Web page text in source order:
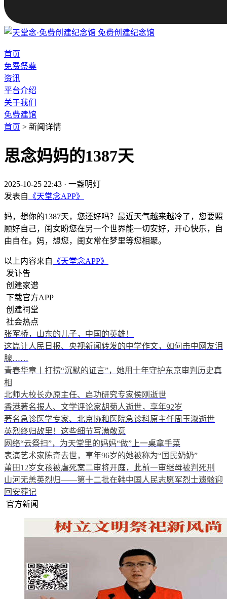
免费创建纪念馆
首页
免费祭奠
资讯
平台介绍
关于我们
免费建馆
首页 > 新闻详情
思念妈妈的1387天
2025-10-25 22:43 · 一盏明灯
发表自 《天堂念APP》
妈，想你的1387天，您还好吗？最近天气越来越冷了，您要照
顾好自己，闺女盼您在另一个世界能一切安好，开心快乐，自
由自在。妈，想您，闺女常在梦里等您相聚。
以上内容来自 《天堂念APP》
发讣告
创建家谱
下载官方APP
创建祠堂
社会热点
张军桥，山东的儿子，中国的英雄！
这篇让人民日报、央视新闻转发的中学作文，如何击中网友泪
腺……
青春华章丨打捞“沉默的证言”，她用十年守护东京审判历史真
相
北师大校长办原主任、启功研究专家侯刚逝世
香港著名报人、文学评论家胡菊人逝世，享年92岁
著名急诊医学专家、北京协和医院急诊科原主任周玉淑逝世
英烈终归故里！这些细节写满敬意
网络“云祭扫”，为天堂里的妈妈“做”上一桌拿手菜
表演艺术家陈奇去世，享年96岁的她被称为“国民奶奶”
莆田12岁女孩被虐死案二审将开庭，此前一审继母被判死刑
山河无恙英烈归——第十二批在韩中国人民志愿军烈士遗骸迎
回安葬记
官方新闻